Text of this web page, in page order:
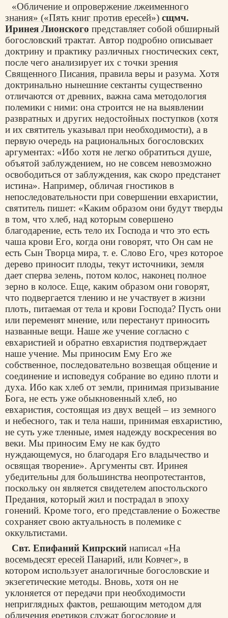
«Обличение и опровержение лжеименного
знания» («Пять книг против ересей») сщмч.
Иринея Лионского представляет собой обширный
богословский трактат. Автор подробно описывает
доктрину и практику различных гностических сект,
после чего анализирует их с точки зрения
Священного Писания, правила веры и разума. Хотя
доктринально нынешние сектанты существенно
отличаются от древних, важна сама методология
полемики с ними: она строится не на выявлении
развратных и других недостойных поступков (хотя
и их святитель указывал при необходимости), а в
первую очередь на рациональных богословских
аргументах: «Ибо хотя не легко обратиться душе,
объятой заблуждением, но не совсем невозможно
освободиться от заблуждения, как скоро предстанет
истина». Например, обличая гностиков в
непоследовательности при совершении евхаристии,
святитель пишет: «Каким образом они будут тверды
в том, что хлеб, над которым совершено
благодарение, есть тело их Господа и что это есть
чаша крови Его, когда они говорят, что Он сам не
есть Сын Творца мира, т. е. Слово Его, чрез которое
дерево приносит плоды, текут источники, земля
дает сперва зелень, потом колос, наконец полное
зерно в колосе. Еще, каким образом они говорят,
что подвергается тлению и не участвует в жизни
плоть, питаемая от тела и крови Господа? Пусть они
или переменят мнение, или перестанут приносить
названные вещи. Наше же учение согласно с
евхаристией и обратно евхаристия подтверждает
наше учение. Мы приносим Ему Его же
собственное, последовательно возвещая общение и
соединение и исповедуя собрание во едино плоти и
духа. Ибо как хлеб от земли, принимая призывание
Бога, не есть уже обыкновенный хлеб, но
евхаристия, состоящая из двух вещей – из земного
и небесного, так и тела наши, принимая евхаристию,
не суть уже тленные, имея надежду воскресения во
веки. Мы приносим Ему не как будто
нуждающемуся, но благодаря Его владычество и
освящая творение». Аргументы свт. Иринея
убедительны для большинства неопротестантов,
поскольку он является свидетелем апостольского
Предания, который жил и пострадал в эпоху
гонений. Кроме того, его представление о Божестве
сохраняет свою актуальность в полемике с
оккультистами.
Свт.Епифаний Кипрский написал «На
восемьдесят ересей Панарий, или Ковчег», в
котором использует аналогичные богословские и
экзегетические методы. Вновь, хотя он не
уклоняется от передачи при необходимости
неприглядных фактов, решающим методом для
обличения еретиков служат богословие и